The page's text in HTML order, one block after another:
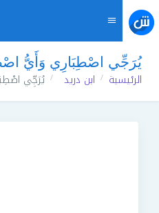
يُرَجِّي اصْطِبَارِي وَأَيُّ
الرئيسية ابن دريد يُرَجِّي